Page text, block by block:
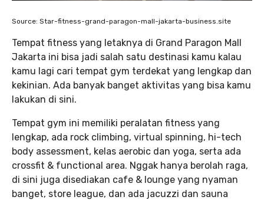
Source: Star-fitness-grand-paragon-mall-jakarta-business.site
Tempat fitness yang letaknya di Grand Paragon Mall
Jakarta ini bisa jadi salah satu destinasi kamu kalau
kamu lagi cari tempat gym terdekat yang lengkap dan
kekinian. Ada banyak banget aktivitas yang bisa kamu
lakukan di sini.
Tempat gym ini memiliki peralatan fitness yang
lengkap, ada rock climbing, virtual spinning, hi-tech
body assessment, kelas aerobic dan yoga, serta ada
crossfit & functional area. Nggak hanya berolah raga,
di sini juga disediakan cafe & lounge yang nyaman
banget, store league, dan ada jacuzzi dan sauna